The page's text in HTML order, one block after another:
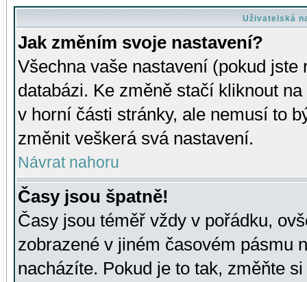
Uživatelská
Jak změním svoje nastavení?
Všechna vaše nastavení (pokud
databázi. Ke změně stačí kliknout
v horní části stránky, ale nemusí to
změnit veškerá svá nastavení.
Návrat nahoru
Časy jsou špatně!
Časy jsou téměř vždy v pořádku,
zobrazené v jiném časovém pásmu
nacházíte. Pokud je to tak, změňte